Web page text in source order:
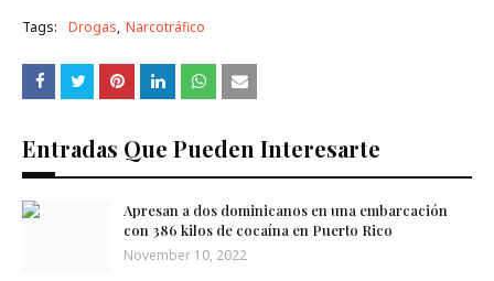
Tags: Drogas Narcotráfico
Entradas Que Pueden Interesarte
Apresan a dos dominicanos en una embarcación
con 386 kilos de cocaína en Puerto Rico
November 10, 2022